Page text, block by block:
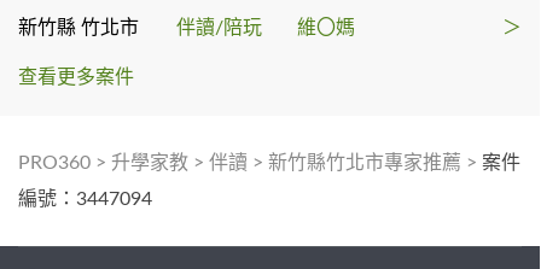
新竹縣 竹北市 伴讀/陪玩 維〇媽 ＞
查看更多案件
PRO360 > 升學家教 > 伴讀 > 新竹縣竹北市專家推薦 > 案件
編號：3447094